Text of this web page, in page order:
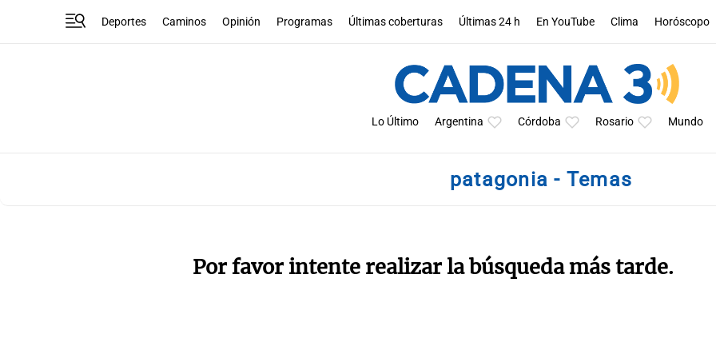
Deportes Caminos Opinión Programas Últimas coberturas Últimas 24 h En YouTube Clima Horóscopo
Lo Último Argentina Córdoba Rosario Mundo
patagonia - Temas
Por favor intente realizar la búsqueda más tarde.